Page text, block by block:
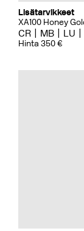
Lisätarvikkeet
XA100 Honey
CR MB LU
Hinta 350 €